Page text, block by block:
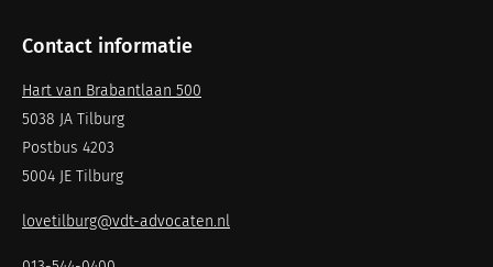
Contact informatie
Hart van Brabantlaan 500
5038 JA Tilburg
Postbus 4203
5004 JE Tilburg
lovetilburg@vdt-advocaten.nl